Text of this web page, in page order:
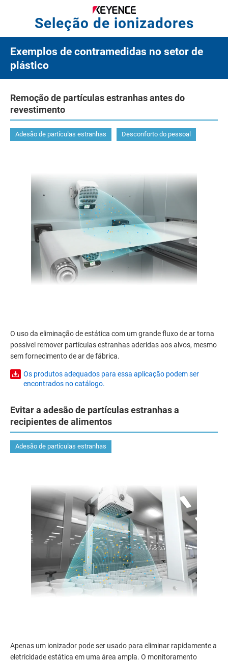
Seleção de ionizadores
Exemplos de contramedidas no setor de
plástico
Remoção de partículas estranhas antes do
revestimento
Adesão de partículas estranhas Desconforto do pessoal
O uso da eliminação de estática com um grande fluxo de ar torna
possível remover partículas estranhas aderidas aos alvos, mesmo
sem fornecimento de ar de fábrica.
Os produtos adequados para essa aplicação podem ser
encontrados no catálogo.
Evitar a adesão de partículas estranhas a
recipientes de alimentos
Adesão de partículas estranhas
Apenas um ionizador pode ser usado para eliminar rapidamente a
eletricidade estática em uma área ampla. O monitoramento